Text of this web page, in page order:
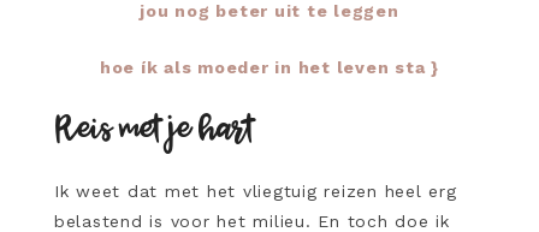
jou nog beter uit te leggen
hoe ík als moeder in het leven sta }
Reis met je hart
Ik weet dat met het vliegtuig reizen heel erg
belastend is voor het milieu. En toch doe ik